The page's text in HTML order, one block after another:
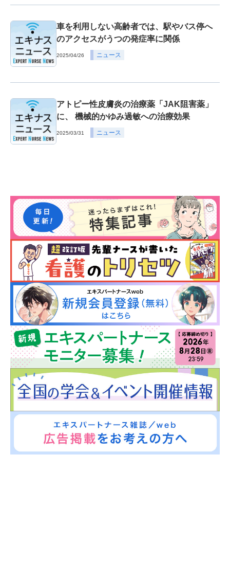
車を利用しない高齢者では、駅やバス停へ
のアクセスがうつの発症率に関係
2025/04/26 ニュース
アトピー性皮膚炎の治療薬「JAK阻害薬」
に、 機械的かゆみ過敏への治療効果
2025/03/31 ニュース